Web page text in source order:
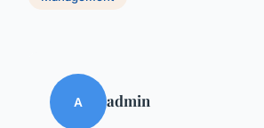
A admin